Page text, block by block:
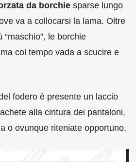
da borchie sparse lungo
va a collocarsi la lama. Oltre
le borchie
col tempo vada a scucire e
fodero è presente un laccio
alla cintura dei pantaloni,
o ovunque riteniate opportuno.